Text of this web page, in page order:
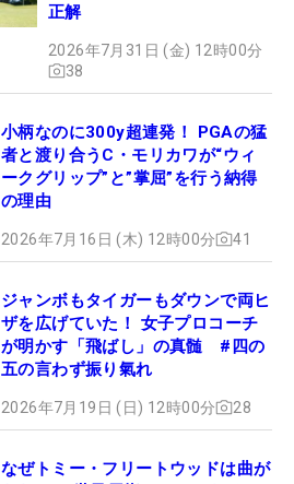
正解
2026年7月31日 (金) 12時00分
38
小柄なのに300y超連発！ PGAの猛
者と渡り合うC・モリカワが“ウィ
ークグリップ”と”掌屈”を行う納得
の理由
2026年7月16日 (木) 12時00分 41
ジャンボもタイガーもダウンで両ヒ
ザを広げていた！ 女子プロコーチ
が明かす「飛ばし」の真髄 #四の
五の言わず振り氣れ
2026年7月19日 (日) 12時00分 28
なぜトミー・フリートウッドは曲が